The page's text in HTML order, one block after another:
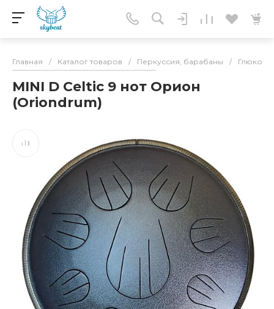
Главная / Каталог товаров / Перкуссия, барабаны /
MINI D Celtic 9 нот Орион
(Oriondrum)